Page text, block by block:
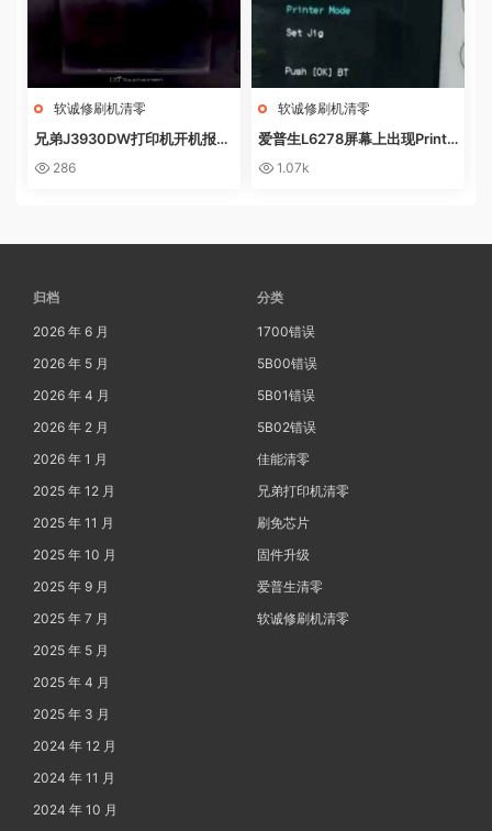
软诚修刷机清零
兄弟J3930DW打印机开机报错
Machine Err FE00远程操作快
286
软诚修刷机清零
爱普生L6278屏幕上出现Printe
r mode英文 进不了系统 刷固件
1.07k
归档
2026 年 6 月
2026 年 5 月
2026 年 4 月
2026 年 2 月
2026 年 1 月
2025 年 12 月
2025 年 11 月
2025 年 10 月
2025 年 9 月
2025 年 7 月
2025 年 5 月
2025 年 4 月
2025 年 3 月
2024 年 12 月
2024 年 11 月
2024 年 10 月
分类
1700错误
5B00错误
5B01错误
5B02错误
佳能清零
兄弟打印机清零
刷免芯片
固件升级
爱普生清零
软诚修刷机清零